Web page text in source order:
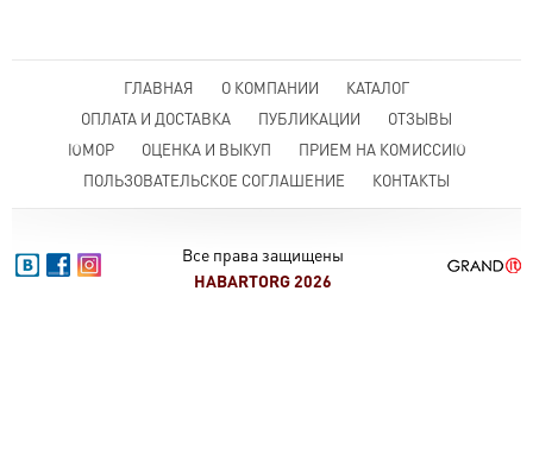
ГЛАВНАЯ О КОМПАНИИ
КАТАЛОГ
ОПЛАТА И ДОСТАВКА
ПУБЛИКАЦИИ
ОТЗЫВЫ
ЮМОР
ОЦЕНКА И ВЫКУП
ПРИЕМ НА КОМИССИЮ
ПОЛЬЗОВАТЕЛЬСКОЕ СОГЛАШЕНИЕ
КОНТАКТЫ
Все права защищены
HABARTORG 2026